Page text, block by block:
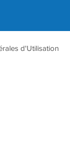
d'Utilisation